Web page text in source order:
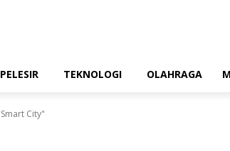
PELESIR TEKNOLOGI OLAHRAGA
City"